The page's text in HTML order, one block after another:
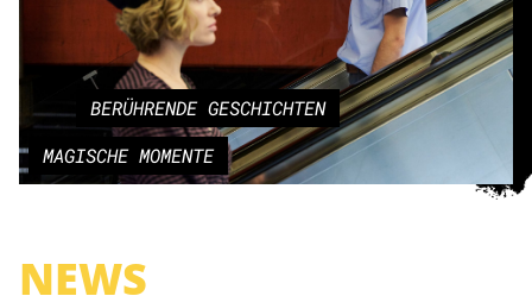
BERÜHRENDE GESCHICHTEN
MAGISCHE MOMENTE
NEWS